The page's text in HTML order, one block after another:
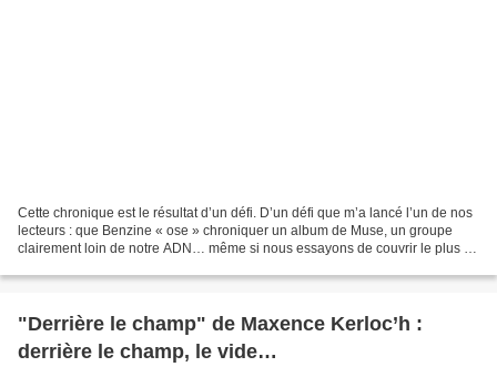
Cette chronique est le résultat d’un défi. D’un défi que m’a lancé l’un de nos
lecteurs : que Benzine « ose » chroniquer un album de Muse, un groupe
clairement loin de notre ADN… même si nous essayons de couvrir le plus de
"Derrière le champ" de Maxence Kerloc’h :
derrière le champ, le vide…